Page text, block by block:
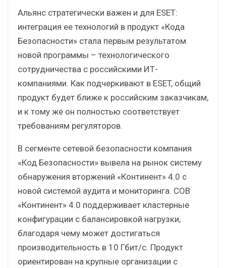
Альянс стратегически важен и для ESET:
интеграция ее технологий в продукт «Кода
Безопасности» стала первым результатом
новой программы – технологического
сотрудничества с российскими ИТ-
компаниями. Как подчеркивают в ESET, общий
продукт будет ближе к российским заказчикам,
и к тому же он полностью соответствует
требованиям регуляторов.
В сегменте сетевой безопасности компания
«Код Безопасности» вывела на рынок систему
обнаружения вторжений «Континент» 4.0 с
новой системой аудита и мониторинга. СОВ
«Континент» 4.0 поддерживает кластерные
конфигурации с балансировкой нагрузки,
благодаря чему может достигаться
производительность в 10 Гбит/с. Продукт
ориентирован на крупные организации с